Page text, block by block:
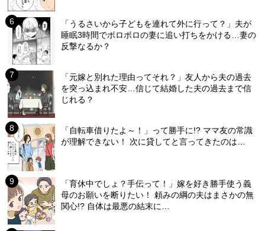
「うるさいから子どもを連れて外に行って？」夫が
睡眠3時間でボロボロの妻に追い打ちをかける…妻の
反撃なるか？
「元嫁と別れた理由ってそれ？」友人から夫の過去
を突っ込まれ不安…信じて結婚した夫の過去まで信
じれる？
「自転車借りたよ～！」って勝手に!? ママ友の常識
が理解できない！ 次に貸してと言ってきたのは…
「育休中でしょ？手伝って！」嫁を好き勝手使う義
母のお願いを断りたい！ 頼みの綱の夫はまさかの無
関心!? 自体は最悪の結末に…